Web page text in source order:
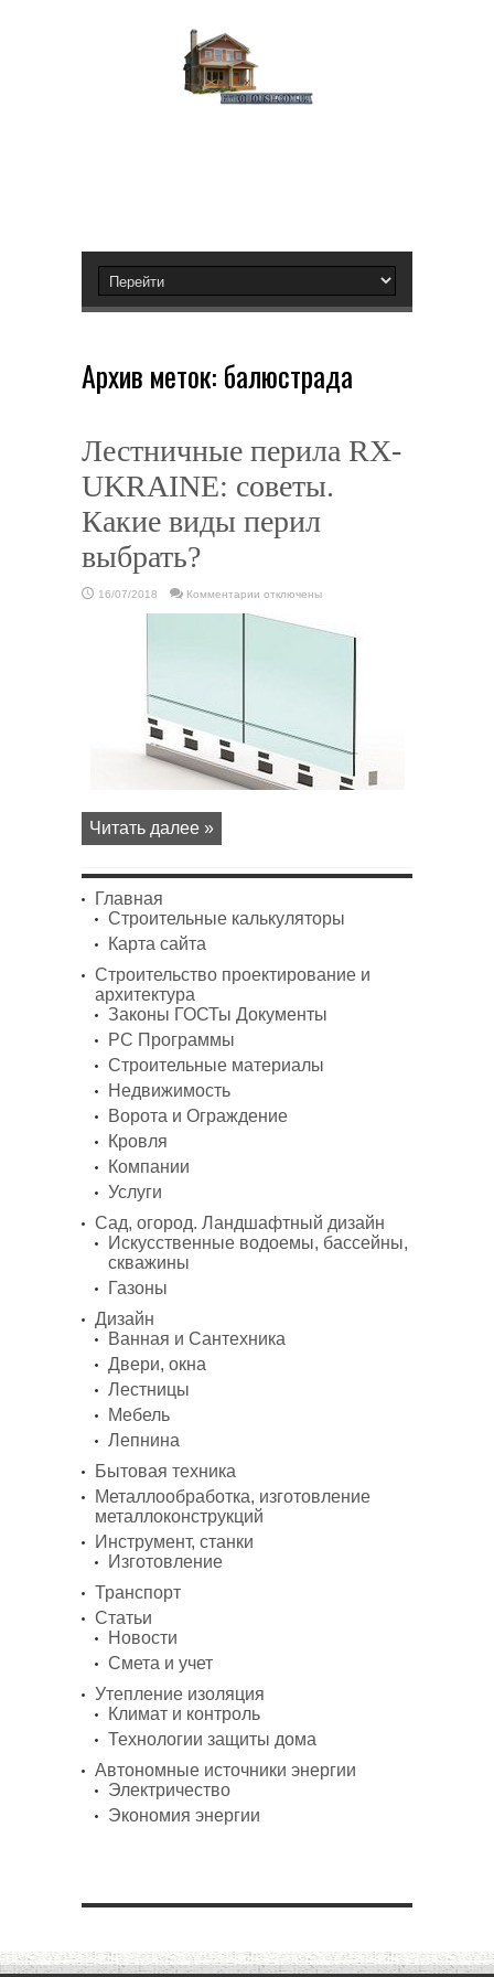
Архив меток: балюстрада
Лестничные перила RX-
UKRAINE: советы.
Какие виды перил
выбрать?
16/07/2018 Комментарии
Лестничные
перила
отключены
Читать далее »
Главная
Строительные калькуляторы
Карта сайта
Строительство проектирование и
архитектура
Законы ГОСТы Документы
PC Программы
Строительные материалы
Недвижимость
Ворота и Ограждение
Кровля
Компании
Услуги
Сад, огород. Ландшафтный дизайн
Искусственные водоемы, бассейны,
скважины
Газоны
Дизайн
Ванная и Сантехника
Двери, окна
Лестницы
Мебель
Лепнина
Бытовая техника
Металлообработка, изготовление
металлоконструкций
Инструмент, станки
Изготовление
Транспорт
Статьи
Новости
Смета и учет
Утепление изоляция
Климат и контроль
Технологии защиты дома
Автономные источники энергии
Электричество
Экономия энергии